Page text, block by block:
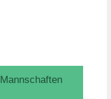
Mannschaften